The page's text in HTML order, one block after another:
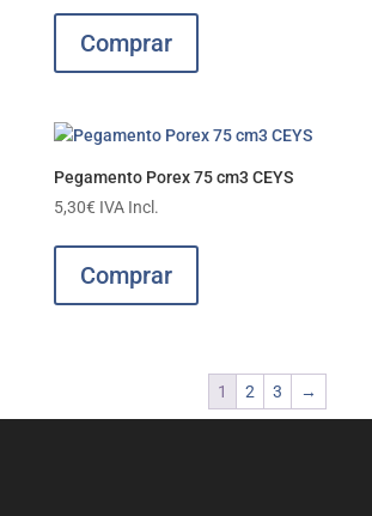
Comprar
Pegamento Porex 75 cm3 CEYS
5,30€ IVA Incl.
Comprar
1 2 3 →